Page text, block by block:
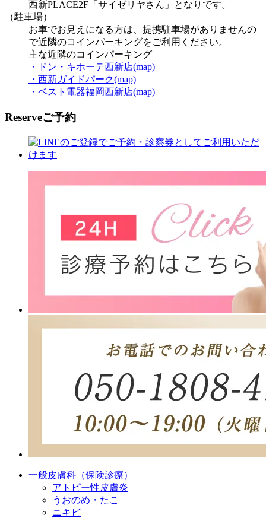
西新PLACE2F「サイゼリヤさん」となりです。
（駐車場）
お車でお見えになる方は、提携駐車場がありませんの
で近隣のコインパーキングをご利用ください。
主な近隣のコインパーキング
・ドン・キホーテ西新店(map)
・西新ガイドパーク(map)
・ベスト電器福岡西新店(map)
Reserveご予約
一般皮膚科（保険診療）
アトピー性皮膚炎
うおのめ・たこ
ニキビ